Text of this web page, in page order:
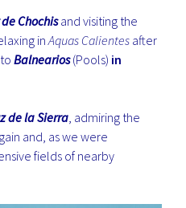
Chochisand visiting the
inAquas Calientes after
toBalnearios(Pools) in
de la Sierra, admiring the
and, as we were
fields of nearby